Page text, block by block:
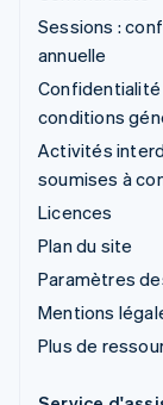
Sessions :
annuelle
conditions
Activités
soumises à
Licences
Plan du site
Paramètres
Mentions
Plus de